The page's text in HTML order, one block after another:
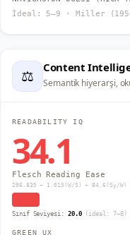
İdeal: 5–9 · Miller
⚖ Content
Semantik hiyerarşi,
READABILITY IQ
34.1
Flesch Reading Ease
206.835 − 1.015(W/S) − 84.6(Sy/W)
Sınıf Seviyesi: 20.0(ideal: 7–8)
GREEN UX